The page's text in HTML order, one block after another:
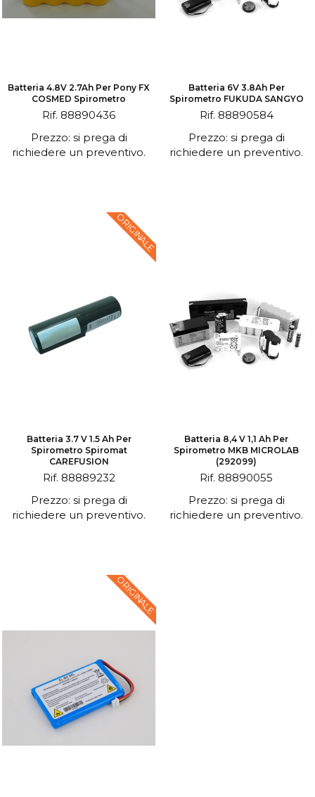
Batteria 4.8V 2.7Ah Per Pony FX
COSMED Spirometro
Rif. 88890436
Prezzo: si prega di
richiedere un preventivo.
Batteria 6V 3.8Ah Per
Spirometro FUKUDA SANGYO
Rif. 88890584
Prezzo: si prega di
richiedere un preventivo.
ORIGINALE
Batteria 3.7 V 1.5 Ah Per
Spirometro Spiromat
CAREFUSION
Rif. 88889232
Prezzo: si prega di
richiedere un preventivo.
Batteria 8,4 V 1,1 Ah Per
Spirometro MKB MICROLAB
(292099)
Rif. 88890055
Prezzo: si prega di
richiedere un preventivo.
ORIGINALE